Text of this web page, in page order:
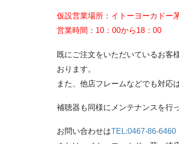
仮設営業場所：イトーヨーカド
営業時間：10：00から18：00
既にご注文をいただいているお客
おります。
また、他店フレームなどでも対応
補聴器も同様にメンテナンスを行
お問い合わせはTEL:0467-86-6460